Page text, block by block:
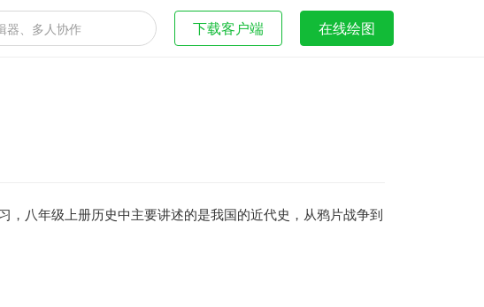
下载客户端 在线绘图
八年级上册历史中主要讲述的是我国的近代史，从鸦片战争到